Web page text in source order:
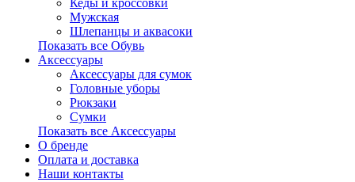
Кеды и кроссовки
Мужская
Шлепанцы и аквасоки
Показать все Обувь
Аксессуары
Аксессуары для сумок
Головные уборы
Рюкзаки
Сумки
Показать все Аксессуары
О бренде
Оплата и доставка
Наши контакты